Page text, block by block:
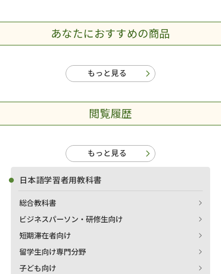
あなたにおすすめの商品
もっと見る
閲覧履歴
もっと見る
日本語学習者用教科書
総合教科書
ビジネスパーソン・研修生向け
短期滞在者向け
留学生向け専門分野
子ども向け